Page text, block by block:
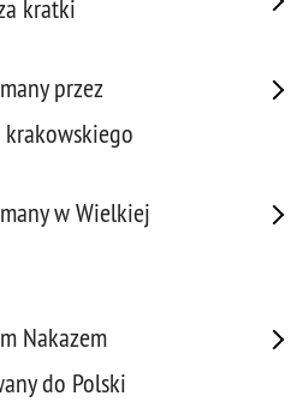
kratki
przez
w Wielkiej
Nakazem
do Polski